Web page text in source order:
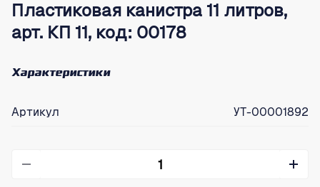
Пластиковая канистра 11 литров,
арт. КП 11, код: 00178
Характеристики
Артикул УТ-00001892